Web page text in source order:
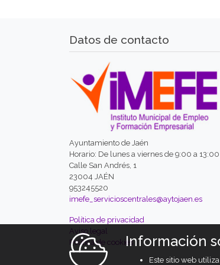
Datos de contacto
Ayuntamiento de Jaén
Horario: De lunes a viernes de 9:00 a 13:00
Calle San Andrés, 1
23004 JAÉN
953245520
imefe_servicioscentrales@aytojaen.es
Política de privacidad
Aviso legal
Política de cookiesInformación
Este sitio web